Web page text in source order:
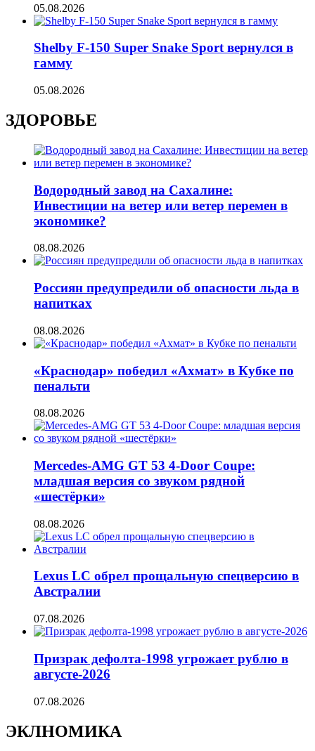
05.08.2026
Shelby F-150 Super Snake Sport вернулся в
гамму
05.08.2026
ЗДОРОВЬЕ
Водородный завод на Сахалине:
Инвестиции на ветер или ветер перемен в
экономике?
08.08.2026
Россиян предупредили об опасности льда в
напитках
08.08.2026
«Краснодар» победил «Ахмат» в Кубке по
пенальти
08.08.2026
Mercedes-AMG GT 53 4-Door Coupe:
младшая версия со звуком рядной
«шестёрки»
08.08.2026
Lexus LC обрел прощальную спецверсию в
Австралии
07.08.2026
Призрак дефолта-1998 угрожает рублю в
августе-2026
07.08.2026
ЭКЛНОМИКА